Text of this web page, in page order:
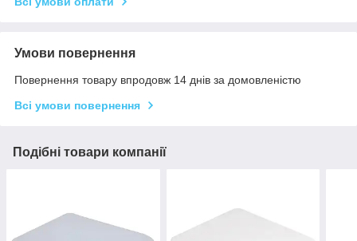
Умови повернення
Повернення товару впродовж 14 днів за домовленістю
Всі умови повернення
Подібні товари компанії